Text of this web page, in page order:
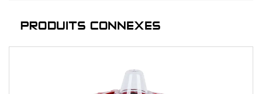
PRODUITS CONNEXES